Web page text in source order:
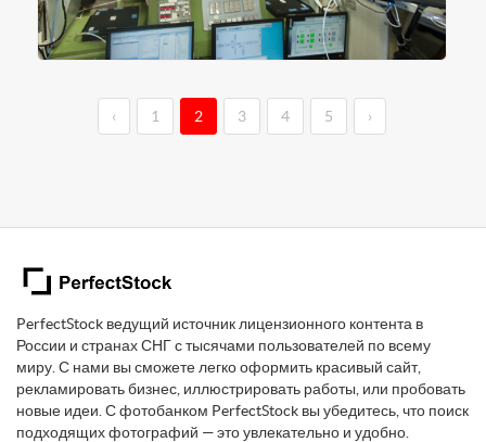
‹ 1 2 3 4 5 ›
PerfectStock ведущий источник лицензионного контента в
России и странах СНГ с тысячами пользователей по всему
миру. С нами вы сможете легко оформить красивый сайт,
рекламировать бизнес, иллюстрировать работы, или пробовать
новые идеи. С фотобанком PerfectStock вы убедитесь, что поиск
подходящих фотографий — это увлекательно и удобно.